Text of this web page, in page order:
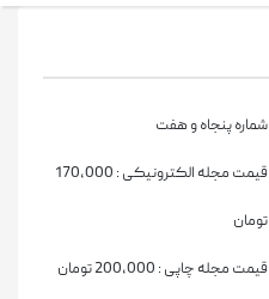
شماره پنجاه و هفت
قیمت مجله الکترونیکی : 170,000
تومان
قیمت مجله چاپی : 200,000تومان